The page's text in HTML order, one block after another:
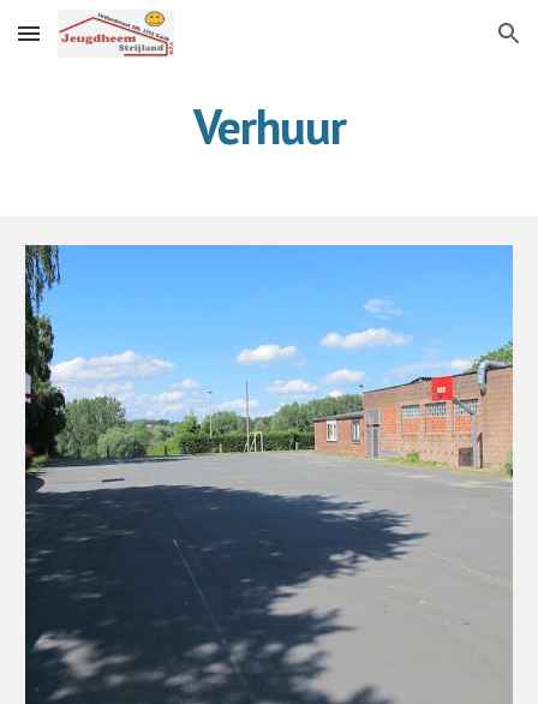
Skip to main content Skip to navigation
Verhuur